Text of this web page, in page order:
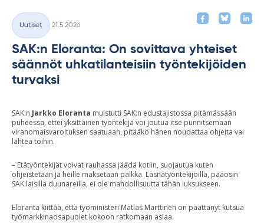
Kategoriat
Uutiset
21.5.2026
SAK:n Eloranta: On sovittava yhteiset
säännöt uhkatilanteisiin työntekijöiden
turvaksi
SAK:n Jarkko Eloranta muistutti SAK:n edustajistossa pitämässään
puheessa, ettei yksittäinen työntekijä voi joutua itse punnitsemaan
viranomaisvaroituksen saatuaan, pitääkö hänen noudattaa ohjeita vai
lähteä töihin.
– Etätyöntekijät voivat rauhassa jäädä kotiin, suojautua kuten
ohjeistetaan ja heille maksetaan palkka. Läsnätyöntekijöillä, pääosin
SAK:laisilla duunareilla, ei ole mahdollisuutta tähän luksukseen.
Eloranta kiittää, että työministeri Matias Marttinen on päättänyt kutsua
työmarkkinaosapuolet kokoon ratkomaan asiaa.